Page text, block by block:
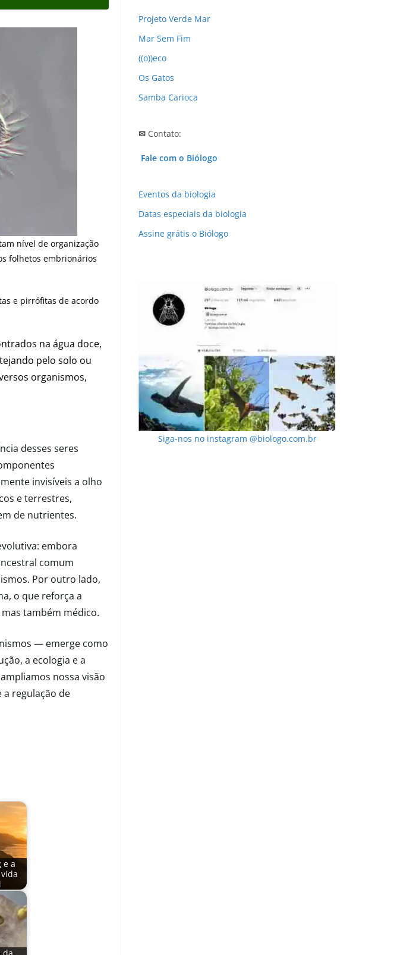
nível de organização
folhetos embrionários
e pirrófitas de acordo
na água doce,
pelo solo ou
organismos,
desses seres
invisíveis a olho
e terrestres,
de nutrientes.
embora
comum
Por outro lado,
o que reforça a
também médico.
— emerge como
a ecologia e a
nossa visão
a regulação de
e a
s
Projeto Verde Mar
Mar Sem Fim
((o))eco
Os Gatos
Samba Carioca
✉ Contato:
Fale com o Biólogo
Eventos da biologia
Datas especiais da biologia
Assine grátis o Biólogo
Siga-nos no instagram @biologo.com.br